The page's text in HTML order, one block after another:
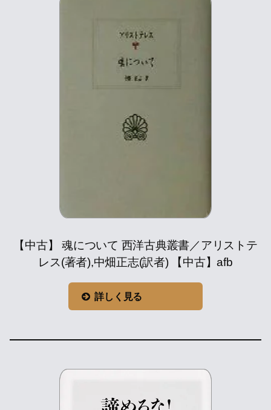
【中古】 魂について 西洋古典叢書／アリストテ
レス(著者),中畑正志(訳者) 【中古】afb
詳しく見る